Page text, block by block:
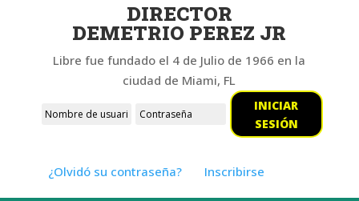
DIRECTOR
DEMETRIO PEREZ JR
Libre fue fundado el 4 de Julio de 1966 en la
ciudad de Miami, FL
INICIAR
SESIÓN
¿Olvidó su contraseña? Inscribirse